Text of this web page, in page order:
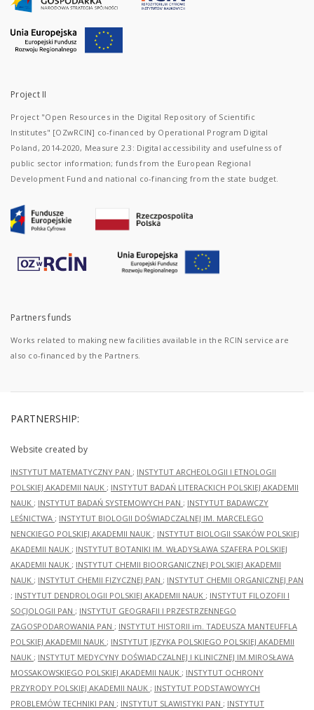
Project II
Project "Open Resources in the Digital Repository of Scientific
Institutes" [OZwRCIN] co-financed by Operational Program Digital
Poland, 2014-2020, Measure 2.3: Digital accessibility and usefulness of
public sector information; funds from the European Regional
Development Fund and national co-financing from the state budget.
Partners funds
Works related to making new facilities available in the RCIN service are
also co-financed by the Partners.
PARTNERSHIP:
Website created by
INSTYTUT MATEMATYCZNY PAN ; INSTYTUT ARCHEOLOGII I ETNOLOGII
POLSKIEJ AKADEMII NAUK ; INSTYTUT BADAŃ LITERACKICH POLSKIEJ AKADEMII
NAUK ; INSTYTUT BADAŃ SYSTEMOWYCH PAN ; INSTYTUT BADAWCZY
LEŚNICTWA ; INSTYTUT BIOLOGII DOŚWIADCZALNEJ IM. MARCELEGO
NENCKIEGO POLSKIEJ AKADEMII NAUK ; INSTYTUT BIOLOGII SSAKÓW POLSKIEJ
AKADEMII NAUK ; INSTYTUT BOTANIKI IM. WŁADYSŁAWA SZAFERA POLSKIEJ
AKADEMII NAUK ; INSTYTUT CHEMII BIOORGANICZNEJ POLSKIEJ AKADEMII
NAUK ; INSTYTUT CHEMII FIZYCZNEJ PAN ; INSTYTUT CHEMII ORGANICZNEJ PAN
; INSTYTUT DENDROLOGII POLSKIEJ AKADEMII NAUK ; INSTYTUT FILOZOFII I
SOCJOLOGII PAN ; INSTYTUT GEOGRAFII I PRZESTRZENNEGO
ZAGOSPODAROWANIA PAN ; INSTYTUT HISTORII im. TADEUSZA MANTEUFFLA
POLSKIEJ AKADEMII NAUK ; INSTYTUT JĘZYKA POLSKIEGO POLSKIEJ AKADEMII
NAUK ; INSTYTUT MEDYCYNY DOŚWIADCZALNEJ I KLINICZNEJ IM.MIROSŁAWA
MOSSAKOWSKIEGO POLSKIEJ AKADEMII NAUK ; INSTYTUT OCHRONY
PRZYRODY POLSKIEJ AKADEMII NAUK ; INSTYTUT PODSTAWOWYCH
PROBLEMÓW TECHNIKI PAN ; INSTYTUT SLAWISTYKI PAN ; INSTYTUT